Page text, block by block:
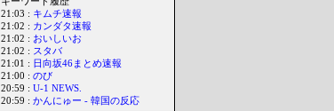
21:03 : キムチ速報
21:02 : カンダタ速報
21:02 : おいしいお
21:02 : スタバ
21:01 : 日向坂46まとめ速報
21:00 : のび
20:59 : U-1 NEWS.
20:59 : かんにゅー - 韓国の反応